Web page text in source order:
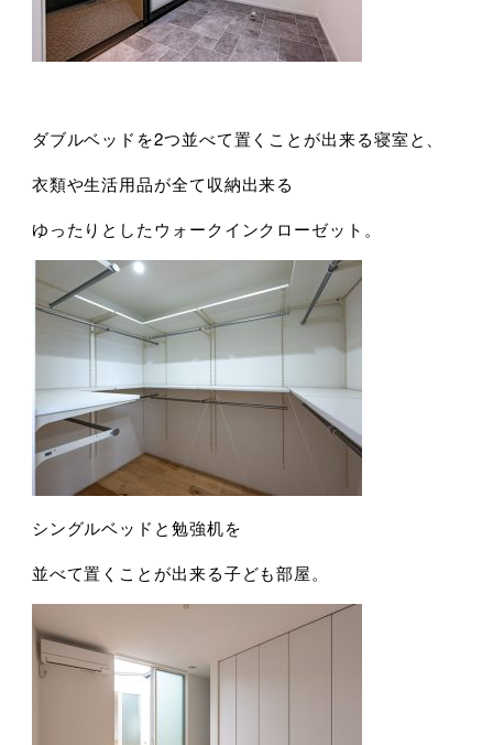
ダブルベッドを2つ並べて置くことが出来る寝室と、
衣類や生活用品が全て収納出来る
ゆったりとしたウォークインクローゼット。
シングルベッドと勉強机を
並べて置くことが出来る子ども部屋。